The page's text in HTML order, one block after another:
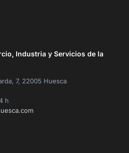
Industria y Servicios de la
7, 22005 Huesca
h